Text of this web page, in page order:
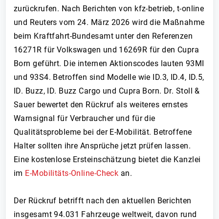
zurückrufen. Nach Berichten von kfz-betrieb, t-online
und Reuters vom 24. März 2026 wird die Maßnahme
beim Kraftfahrt-Bundesamt unter den Referenzen
16271R für Volkswagen und 16269R für den Cupra
Born geführt. Die internen Aktionscodes lauten 93MI
und 93S4. Betroffen sind Modelle wie ID.3, ID.4, ID.5,
ID. Buzz, ID. Buzz Cargo und Cupra Born. Dr. Stoll &
Sauer bewertet den Rückruf als weiteres ernstes
Warnsignal für Verbraucher und für die
Qualitätsprobleme bei der E-Mobilität. Betroffene
Halter sollten ihre Ansprüche jetzt prüfen lassen.
Eine kostenlose Ersteinschätzung bietet die Kanzlei
im E-Mobilitäts-Online-Check an.
Der Rückruf betrifft nach den aktuellen Berichten
insgesamt 94.031 Fahrzeuge weltweit, davon rund